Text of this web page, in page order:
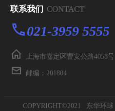
联系我们 CONTACT
021-3959 5555
上海市嘉定区曹安公路4058号
邮编：201804
COPYRIGHT©2021 东华环球